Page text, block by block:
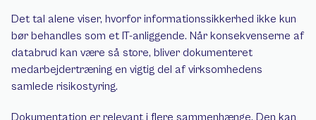
Det tal alene viser, hvorfor informationssikkerhed ikke kun
bør behandles som et IT-anliggende. Når konsekvenserne af
databrud kan være så store, bliver dokumenteret
medarbejdertræning en vigtig del af virksomhedens
samlede risikostyring.
Dokumentation er relevant i flere sammenhænge. Den kan